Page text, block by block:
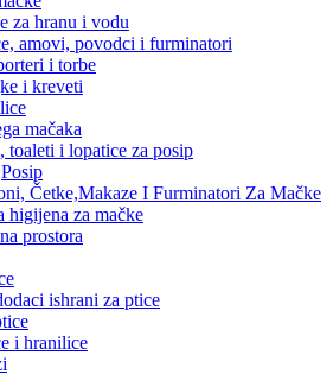
za hranu i vodu
amovi, povodci i furminatori
i torbe
i kreveti
mačaka
toaleti i lopatice za posip
Posip
Četke,Makaze I Furminatori Za Mačke
higijena za mačke
prostora
ishrani za ptice
i hranilice